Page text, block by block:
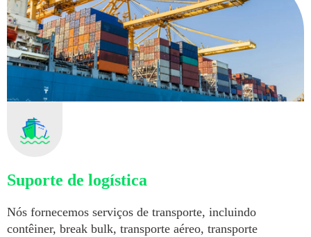
Suporte de logística
Nós fornecemos serviços de transporte, incluindo
contêiner, break bulk, transporte aéreo, transporte